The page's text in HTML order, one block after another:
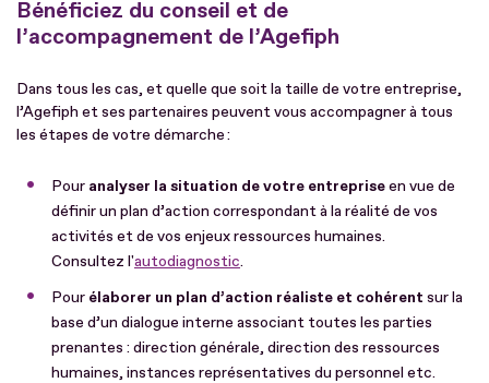
Bénéficiez du conseil et de
l’accompagnement de l’Agefiph
Dans tous les cas, et quelle que soit la taille de votre entreprise,
l’Agefiph et ses partenaires peuvent vous accompagner à tous
les étapes de votre démarche :
Pour analyser la situation de votre entrepriseen vue de
définir un plan d’action correspondant à la réalité de vos
activités et de vos enjeux ressources humaines.
Consultez l'autodiagnostic.
Pour élaborer un plan d’action réaliste et cohérent sur la
base d’un dialogue interne associant toutes les parties
prenantes : direction générale, direction des ressources
humaines, instances représentatives du personnel etc.